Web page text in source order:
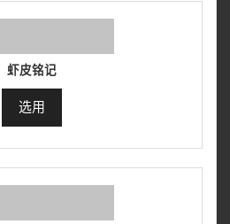
虾皮铭记
选用